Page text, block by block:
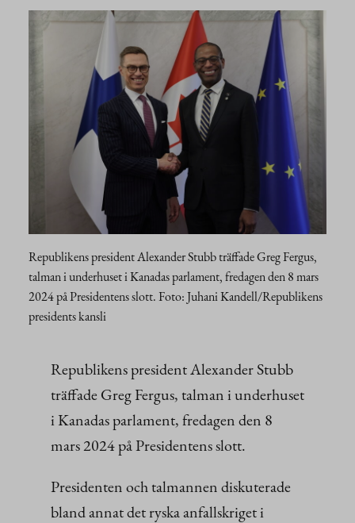
Republikens president Alexander Stubb träffade Greg Fergus,
talman i underhuset i Kanadas parlament, fredagen den 8 mars
2024 på Presidentens slott. Foto: Juhani Kandell/Republikens
presidents kansli
Republikens president Alexander Stubb
träffade Greg Fergus, talman i underhuset
i Kanadas parlament, fredagen den 8
mars 2024 på Presidentens slott.
Presidenten och talmannen diskuterade
bland annat det ryska anfallskriget i